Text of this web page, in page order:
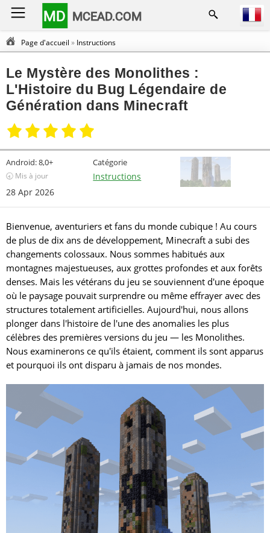
MD MCEAD.COM
Page d'accueil » Instructions
Le Mystère des Monolithes :
L'Histoire du Bug Légendaire de
Génération dans Minecraft
Android:8,0+
🕣 Mis à jour
28 Apr 2026
Catégorie
Instructions
Bienvenue, aventuriers et fans du monde cubique ! Au cours
de plus de dix ans de développement, Minecraft a subi des
changements colossaux. Nous sommes habitués aux
montagnes majestueuses, aux grottes profondes et aux forêts
denses. Mais les vétérans du jeu se souviennent d'une époque
où le paysage pouvait surprendre ou même effrayer avec des
structures totalement artificielles. Aujourd'hui, nous allons
plonger dans l'histoire de l'une des anomalies les plus
célèbres des premières versions du jeu — les Monolithes.
Nous examinerons ce qu'ils étaient, comment ils sont apparus
et pourquoi ils ont disparu à jamais de nos mondes.